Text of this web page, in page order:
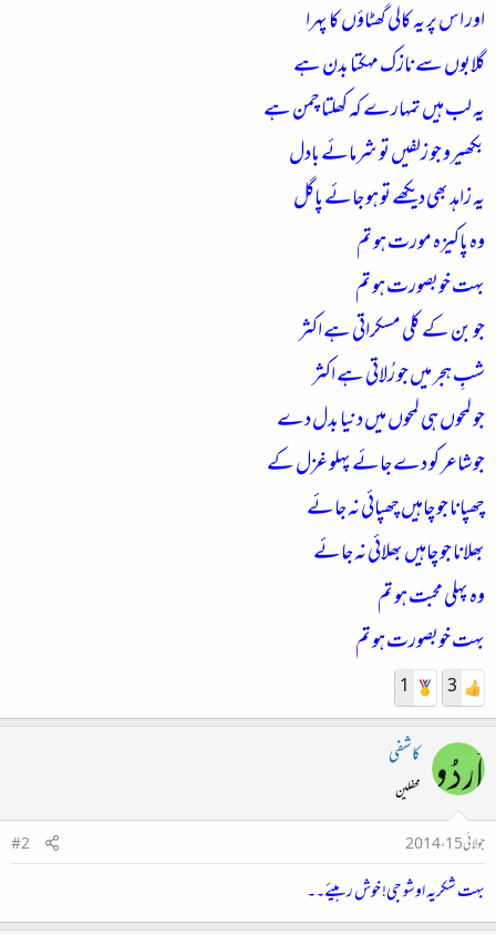
اور اس پر یہ کالی گھٹاؤں کا پہرا
گلابوں سے نازک مہکتا بدن ہے
یہ لب ہیں تمہارے کہ کھلتا چمن ہے
بکھیرو جو زلفیں تو شرمائے بادل
یہ زاہد بھی دیکھے تو ہو جائے پاگل
وہ پاکیزہ مورت ہو تم
بہت خوبصورت ہو تم
جو بن کے کلی مسکراتی ہے اکثر
شبِ ہجر میں جو رُلاتی ہے اکثر
جو لمحوں ہی لمحوں میں دنیا بدل دے
جو شاعر کو دے جائے پہلو غزل کے
چھپانا جو چاہیں چھپائی نہ جائے
بھلانا جو چاہیں بھلائی نہ جائے
وہ پہلی محبت ہو تم
بہت خوبصورت ہو تم
3
1
کاشفی
محفلین
جولائی 15، 2014
#2
بہت شکریہ اوشو جی! خوش رہیئے۔۔